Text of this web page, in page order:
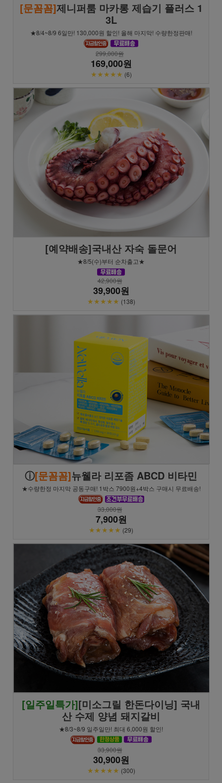
[문꼼꼼]제니퍼룸 마카롱 제습기 플러스 1
3L
★8/4~8/9 6일만! 130,000원 할인! 올해 마지막! 수량한정판매!
299,000원
169,000원
★★★★★ (6)
[예약배송]국내산 자숙 돌문어
★8/5(수)부터 순차출고★
42,900원
39,900원
★★★★★ (138)
ⓘ[문꼼꼼]뉴웰라 리포좀 ABCD 비타민
★수량한정 마지막 공동구매! 1박스 7900원+4박스 구매시 무료배송!
33,000원
7,900원
★★★★★ (29)
[일주일특가][미소그릴 한돈다이닝] 국내
산 수제 양념 돼지갈비
★8/3~8/9 일주일만! 최대 6,000원 할인!
33,900원
30,900원
★★★★★ (300)